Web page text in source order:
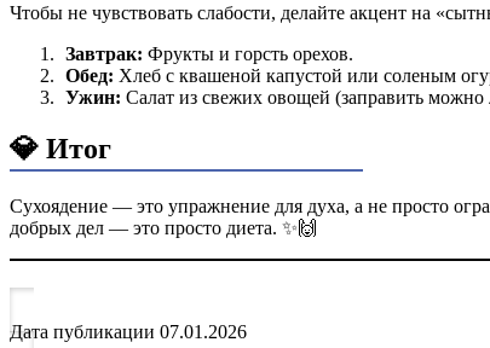
Чтобы не чувствовать слабости, делайте акцент на
Завтрак: Фрукты и горсть орехов.
Обед: Хлеб с квашеной капустой или соленым
Ужин: Салат из свежих овощей (заправить
💎 Итог
Сухоядение — это упражнение для духа, а не просто
добрых дел — это просто диета. ✨🙌
Дата публикации 07.01.2026